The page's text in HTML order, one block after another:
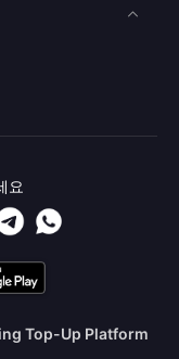
요
Top-Up Platform